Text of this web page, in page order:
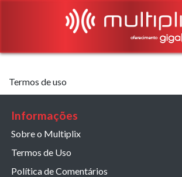
Termos de uso
Informações
Sobre o Multiplix
Termos de Uso
Política de Comentários